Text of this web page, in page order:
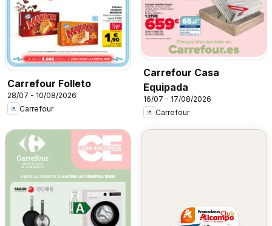
Carrefour Folleto
28/07 - 10/08/2026
Carrefour
Carrefour Casa
Equipada
16/07 - 17/08/2026
Carrefour